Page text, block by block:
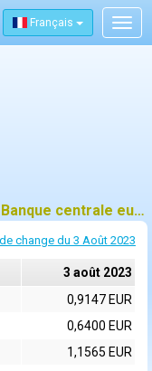
Français
Taux de change de reference de la Banque centrale europeenne (BCE) pour 3 août 2023
change du 3 Août 2023
3 août 2023
0,9147 EUR
0,6400 EUR
1,1565 EUR